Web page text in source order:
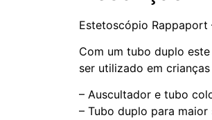
Estetoscópio Rappaport
Com um tubo duplo
ser utilizado em
– Auscultador e tubo
– Tubo duplo para maior